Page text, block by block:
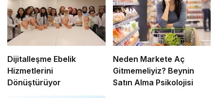
Dijitalleşme Ebelik
Hizmetlerini
Dönüştürüyor
Neden Markete Aç
Gitmemeliyiz? Beynin
Satın Alma Psikolojisi